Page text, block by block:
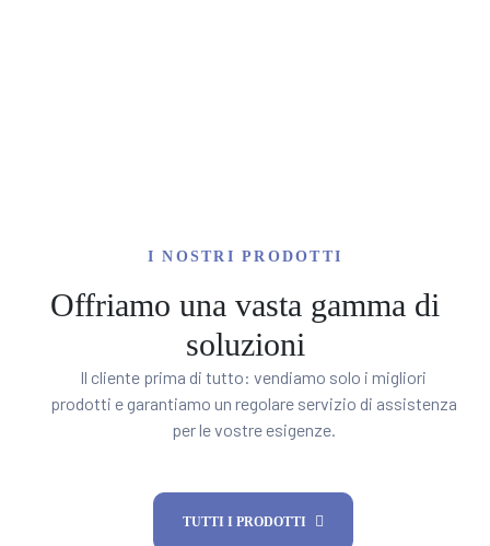
Offriamo una vasta gamma di
soluzioni
I NOSTRI PRODOTTI
Il cliente prima di tutto: vendiamo solo i migliori
prodotti e garantiamo un regolare servizio di assistenza
per le vostre esigenze.
TUTTI I PRODOTTI